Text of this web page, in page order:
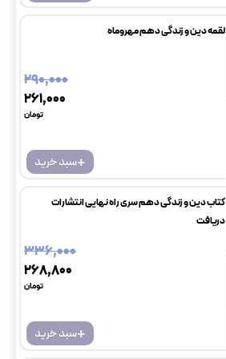
لقمه دین و زندگی دهم مهروماه
+سبد خرید
۲۹۰٬۰۰۰
۲۶۱٬۰۰۰
تومان
کتاب دین و زندگی دهم سری راه نهایی انتشارات
دریافت
+سبد خرید
۳۳۶٬۰۰۰
۲۶۸٬۸۰۰
تومان